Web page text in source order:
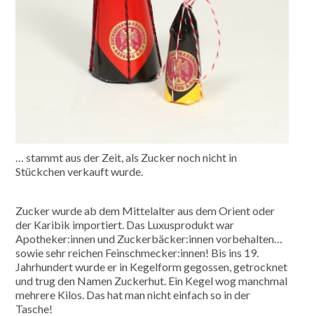
… stammt aus der Zeit, als Zucker noch nicht in
Stückchen verkauft wurde.
Zucker wurde ab dem Mittelalter aus dem Orient oder
der Karibik importiert. Das Luxusprodukt war
Apotheker:innen und Zuckerbäcker:innen vorbehalten…
sowie sehr reichen Feinschmecker:innen! Bis ins 19.
Jahrhundert wurde er in Kegelform gegossen, getrocknet
und trug den Namen Zuckerhut. Ein Kegel wog manchmal
mehrere Kilos. Das hat man nicht einfach so in der
Tasche!